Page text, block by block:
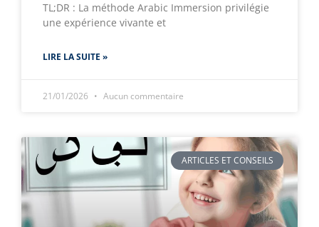
TL;DR : La méthode Arabic Immersion privilégie
une expérience vivante et
LIRE LA SUITE »
21/01/2026 Aucun commentaire
ARTICLES ET CONSEILS